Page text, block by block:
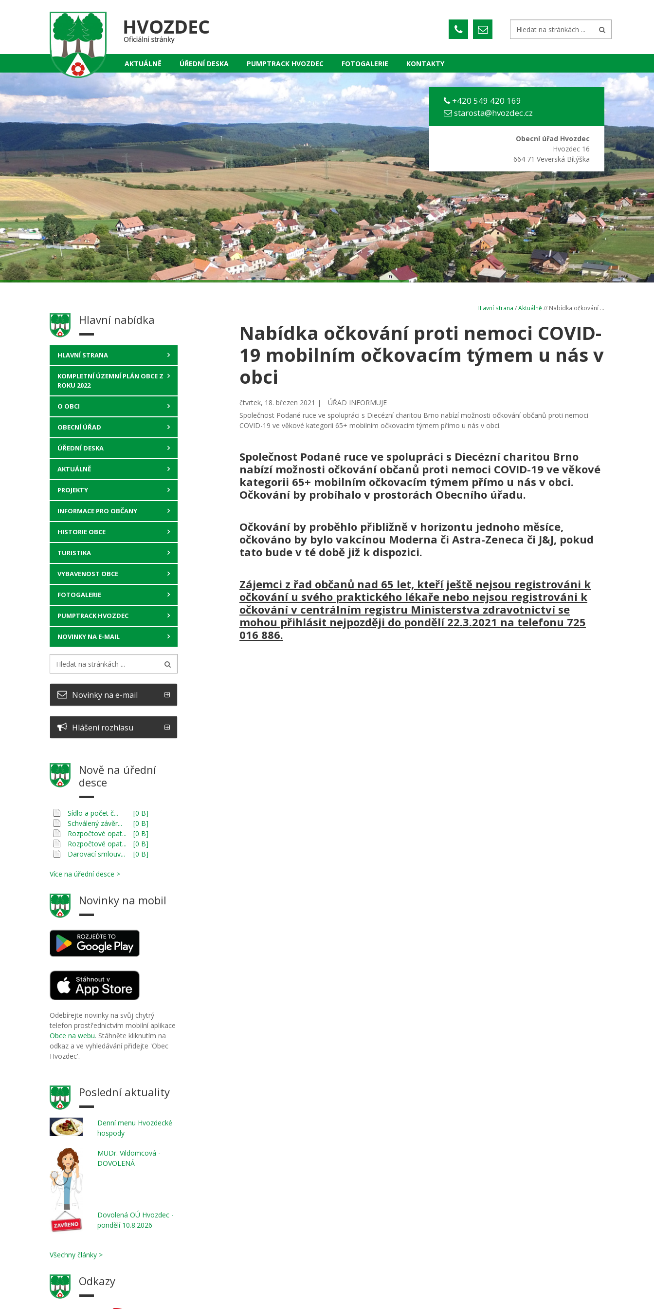
AKTUÁLNĚ ÚŘEDNÍ DESKA PUMPTRACK HVOZDEC FOTOGALERIE KONTAKTY
+420 549 420 169
starosta@hvozdec.cz
Obecní úřad Hvozdec
Hvozdec 16
664 71 Veverská Bítýška
Hlavní nabídka
HLAVNÍ STRANA
KOMPLETNÍ ÚZEMNÍ PLÁN OBCE Z
ROKU 2022
O OBCI
OBECNÍ ÚŘAD
ÚŘEDNÍ DESKA
AKTUÁLNĚ
PROJEKTY
INFORMACE PRO OBČANY
HISTORIE OBCE
TURISTIKA
VYBAVENOST OBCE
FOTOGALERIE
PUMPTRACK HVOZDEC
NOVINKY NA E-MAIL
Novinky na e-mail
Hlášení rozhlasu
Nově na úřední
desce
Sídlo a počet č...
[0 B]
Schválený závěr...
[0 B]
Rozpočtové opat...
[0 B]
Rozpočtové opat...
[0 B]
Darovací smlouv...
[0 B]
Více na úřední desce >
Novinky na mobil
Odebírejte novinky na svůj chytrý
telefon prostřednictvím mobilní aplikace
Obce na webu. Stáhněte kliknutím na
odkaz a ve vyhledávání přidejte 'Obec
Hvozdec'.
Poslední aktuality
Denní menu Hvozdecké
hospody
MUDr. Vildomcová -
DOVOLENÁ
Dovolená OÚ Hvozdec -
pondělí 10.8.2026
Všechny články >
Odkazy
Hlavní strana /Aktuálně // Nabídka očkování ...
Nabídka očkování proti nemoci COVID-
19 mobilním očkovacím týmem u nás v
obci
čtvrtek, 18. březen 2021 |
ÚŘAD INFORMUJE
Společnost Podané ruce ve spolupráci s Diecézní charitou Brno nabízí možnosti očkování občanů proti nemoci
COVID-19 ve věkové kategorii 65+ mobilním očkovacím týmem přímo u nás v obci.
Společnost Podané ruce ve spolupráci s Diecézní charitou Brno
nabízí možnosti očkování občanů proti nemoci COVID-19 ve věkové
kategorii 65+ mobilním očkovacím týmem přímo u nás v obci.
Očkování by probíhalo v prostorách Obecního úřadu.
Očkování by proběhlo přibližně v horizontu jednoho měsíce,
očkováno by bylo vakcínou Moderna či Astra-Zeneca či J&J, pokud
tato bude v té době již k dispozici.
Zájemci z řad občanů nad 65 let, kteří ještě nejsou registrováni k
očkování u svého praktického lékaře nebo nejsou registrováni k
očkování v centrálním registru Ministerstva zdravotnictví se
mohou přihlásit nejpozději do pondělí 22.3.2021 na telefonu 725
016 886.